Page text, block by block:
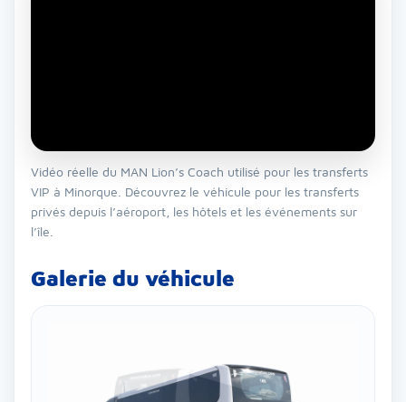
Vidéo réelle du MAN Lion’s Coach utilisé pour les transferts
VIP à Minorque. Découvrez le véhicule pour les transferts
privés depuis l’aéroport, les hôtels et les événements sur
l’île.
Galerie du véhicule